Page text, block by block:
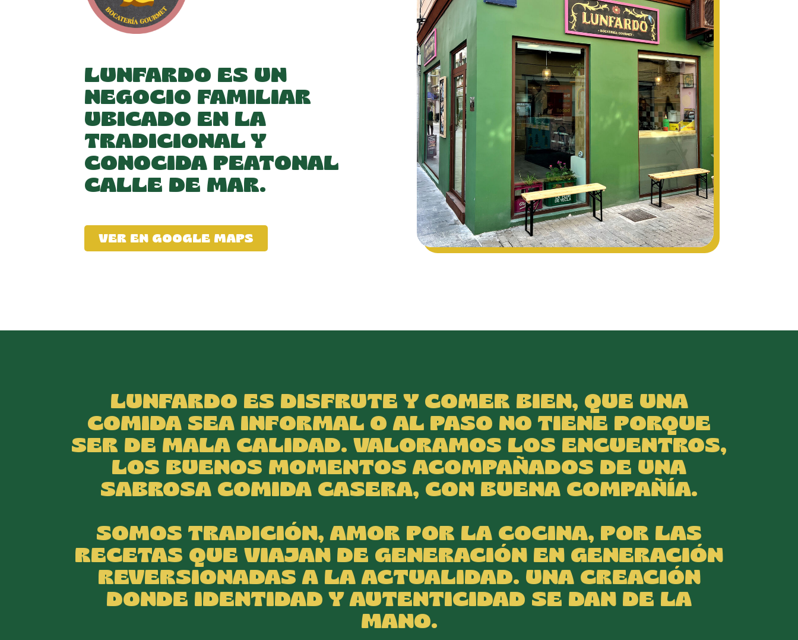
LUNFARDO ES UN
NEGOCIO FAMILIAR
UBICADO EN LA
TRADICIONAL Y
CONOCIDA PEATONAL
CALLE DE MAR.
VER EN GOOGLE MAPS
LUNFARDO ES DISFRUTE Y COMER BIEN, QUE UNA
COMIDA SEA INFORMAL O AL PASO NO TIENE PORQUE
SER DE MALA CALIDAD. VALORAMOS LOS ENCUENTROS,
LOS BUENOS MOMENTOS ACOMPAÑADOS DE UNA
SABROSA COMIDA CASERA, CON BUENA COMPAÑÍA.
SOMOS TRADICIÓN, AMOR POR LA COCINA, POR LAS
RECETAS QUE VIAJAN DE GENERACIÓN EN GENERACIÓN
REVERSIONADAS A LA ACTUALIDAD. UNA CREACIÓN
DONDE IDENTIDAD Y AUTENTICIDAD SE DAN DE LA
MANO.